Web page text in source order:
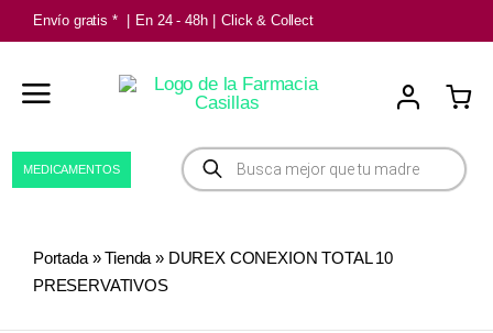
Saltar
al
contenido
Envío gratis * En 24 - 48h Click & Collect
Búsqueda
de
productos
MEDICAMENTOS
Portada»Tienda » DUREX CONEXION TOTAL 10
PRESERVATIVOS